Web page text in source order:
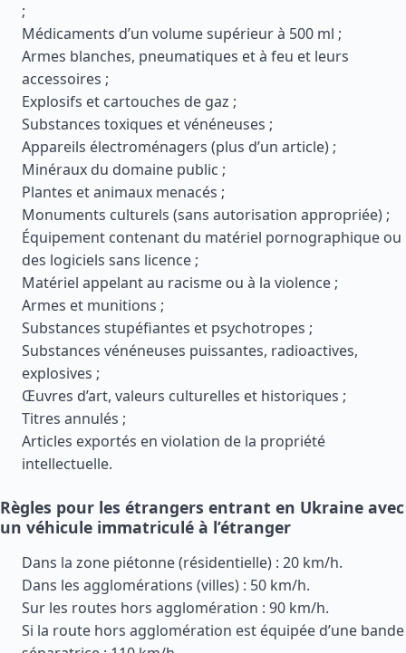
;
Médicaments d’un volume supérieur à 500 ml ;
Armes blanches, pneumatiques et à feu et leurs
accessoires ;
Explosifs et cartouches de gaz ;
Substances toxiques et vénéneuses ;
Appareils électroménagers (plus d’un article) ;
Minéraux du domaine public ;
Plantes et animaux menacés ;
Monuments culturels (sans autorisation appropriée) ;
Équipement contenant du matériel pornographique ou
des logiciels sans licence ;
Matériel appelant au racisme ou à la violence ;
Armes et munitions ;
Substances stupéfiantes et psychotropes ;
Substances vénéneuses puissantes, radioactives,
explosives ;
Œuvres d’art, valeurs culturelles et historiques ;
Titres annulés ;
Articles exportés en violation de la propriété
intellectuelle.
Règles pour les étrangers entrant en Ukraine avec
un véhicule immatriculé à l’étranger
Dans la zone piétonne (résidentielle) : 20 km/h.
Dans les agglomérations (villes) : 50 km/h.
Sur les routes hors agglomération : 90 km/h.
Si la route hors agglomération est équipée d’une bande